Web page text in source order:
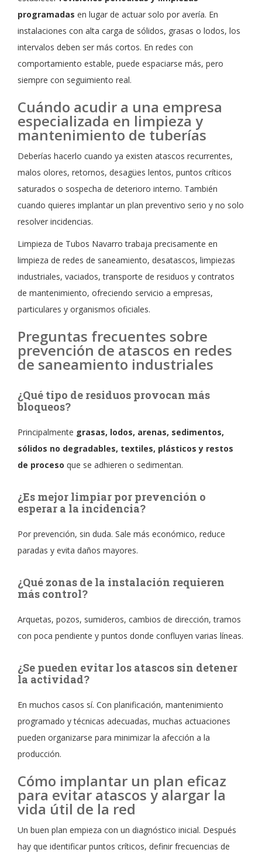
programadas en lugar de actuar solo por avería. En
instalaciones con alta carga de sólidos, grasas o lodos, los
intervalos deben ser más cortos. En redes con
comportamiento estable, puede espaciarse más, pero
siempre con seguimiento real.
Cuándo acudir a una empresa
especializada en limpieza y
mantenimiento de tuberías
Deberías hacerlo cuando ya existen atascos recurrentes,
malos olores, retornos, desagües lentos, puntos críticos
saturados o sospecha de deterioro interno. También
cuando quieres implantar un plan preventivo serio y no solo
resolver incidencias.
Limpieza de Tubos Navarro trabaja precisamente en
limpieza de redes de saneamiento, desatascos, limpiezas
industriales, vaciados, transporte de residuos y contratos
de mantenimiento, ofreciendo servicio a empresas,
particulares y organismos oficiales.
Preguntas frecuentes sobre
prevención de atascos en redes
de saneamiento industriales
¿Qué tipo de residuos provocan más
bloqueos?
Principalmente grasas, lodos, arenas, sedimentos,
sólidos no degradables, textiles, plásticos y restos
de proceso que se adhieren o sedimentan.
¿Es mejor limpiar por prevención o
esperar a la incidencia?
Por prevención, sin duda. Sale más económico, reduce
paradas y evita daños mayores.
¿Qué zonas de la instalación requieren
más control?
Arquetas, pozos, sumideros, cambios de dirección, tramos
con poca pendiente y puntos donde confluyen varias líneas.
¿Se pueden evitar los atascos sin detener
la actividad?
En muchos casos sí. Con planificación, mantenimiento
programado y técnicas adecuadas, muchas actuaciones
pueden organizarse para minimizar la afección a la
producción.
Cómo implantar un plan eficaz
para evitar atascos y alargar la
vida útil de la red
Un buen plan empieza con un diagnóstico inicial. Después
hay que identificar puntos críticos, definir frecuencias de